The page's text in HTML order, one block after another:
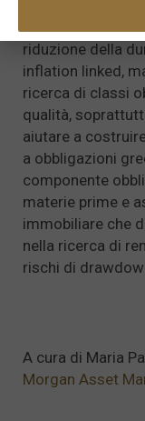
possa
riduzione della
inflation linked,
ricerca di classi
qualità,
aiutare a
a obbligazioni
componente
materie prime e
immobiliare che
nella ricerca di
rischi di
A cura di Maria
Morgan Asset